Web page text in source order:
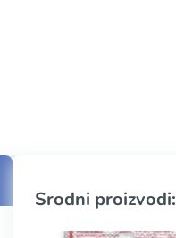
Srodni proizvodi: